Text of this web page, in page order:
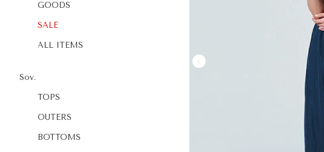
GOODS
SALE
ALL ITEMS
Sov.
TOPS
OUTERS
BOTTOMS